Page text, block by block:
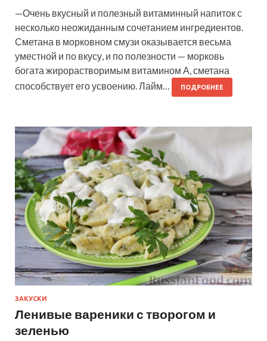
—Очень вкусный и полезный витаминный напиток с
несколько неожиданным сочетанием ингредиентов.
Сметана в морковном смузи оказывается весьма
уместной и по вкусу, и по полезности — морковь
богата жирорастворимым витамином А, сметана
способствует его усвоению. Лайм…
ПОДРОБНЕЕ
ЗАКУСКИ
Ленивые вареники с творогом и
зеленью